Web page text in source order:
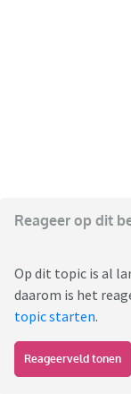
Reageer op dit
Op dit topic is al
daarom is het
topic starten.
Reageerveld tonen